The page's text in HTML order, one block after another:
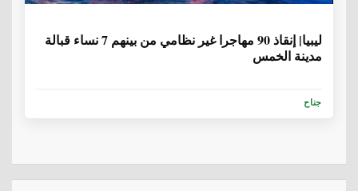
ليبيا| إنقاذ 90 مهاجرا غير نظامي من بينهم 7 نساء قبالة
مدينة الخمس
جناح